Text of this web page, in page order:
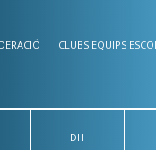
CLUBS EQUIPS
DH